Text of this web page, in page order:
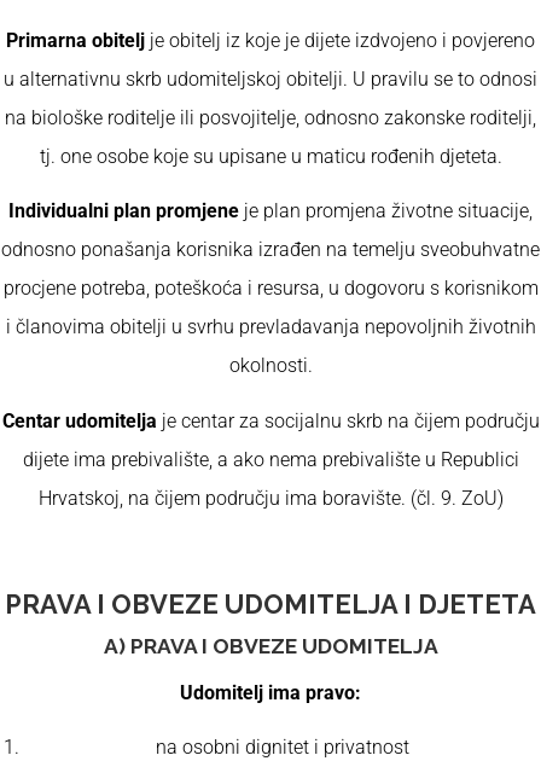
Primarna obitelj je obitelj iz koje je dijete izdvojeno i povjereno
u alternativnu skrb udomiteljskoj obitelji. U pravilu se to odnosi
na biološke roditelje ili posvojitelje, odnosno zakonske roditelji,
tj. one osobe koje su upisane u maticu rođenih djeteta.
Individualni plan promjene je plan promjena životne situacije,
odnosno ponašanja korisnika izrađen na temelju sveobuhvatne
procjene potreba, poteškoća i resursa, u dogovoru s korisnikom
i članovima obitelji u svrhu prevladavanja nepovoljnih životnih
okolnosti.
Centar udomitelja je centar za socijalnu skrb na čijem području
dijete ima prebivalište, a ako nema prebivalište u Republici
Hrvatskoj, na čijem području ima boravište. (čl. 9. ZoU)
PRAVA I OBVEZE UDOMITELJA I DJETETA
A) PRAVA I OBVEZE UDOMITELJA
Udomitelj ima pravo:
na osobni dignitet i privatnost